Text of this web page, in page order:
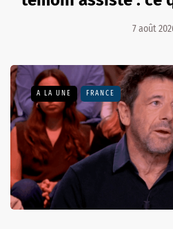
7 août
A LA UNE FRANCE